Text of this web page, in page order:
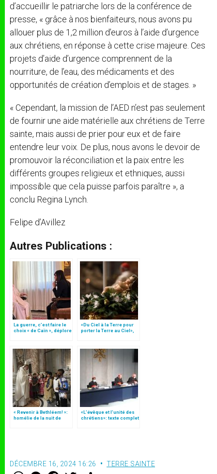
d’accueillir le patriarche lors de la conférence de
presse, « grâce à nos bienfaiteurs, nous avons pu
allouer plus de 1,2 million d’euros à l’aide d’urgence
aux chrétiens, en réponse à cette crise majeure. Ces
projets d’aide d’urgence comprennent de la
nourriture, de l’eau, des médicaments et des
opportunités de création d’emplois et de stages. »
« Cependant, la mission de l’AED n’est pas seulement
de fournir une aide matérielle aux chrétiens de Terre
sainte, mais aussi de prier pour eux et de faire
entendre leur voix. De plus, nous avons le devoir de
promouvoir la réconciliation et la paix entre les
différents groupes religieux et ethniques, aussi
impossible que cela puisse parfois paraître », a
conclu Regina Lynch.
Felipe d’Avillez
Autres Publications :
La guerre, c’est faire le
choix « de Caïn », déplore
«Du Ciel à la Terre pour
porter la Terre au Ciel»,
« Revenir à Bethléem! »:
homélie de la nuit de
Noël (texte complet)
«L’évêque et l’unité des
chrétiens»: texte complet
DÉCEMBRE 16, 2024 16:26 TERRE SAINTE